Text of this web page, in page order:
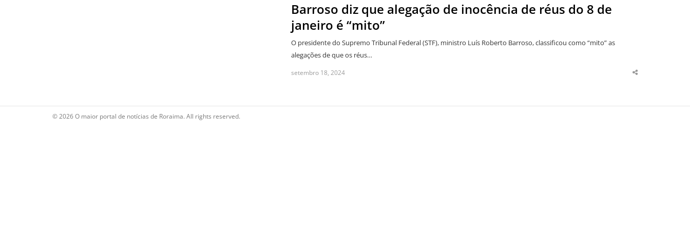
Barroso diz que alegação de inocência de réus do 8 de
janeiro é “mito”
O presidente do Supremo Tribunal Federal (STF), ministro Luís Roberto Barroso, classificou como “mito” as
alegações de que os réus…
setembro 18, 2024
Share
© 2026 O maior portal de notícias de Roraima. All rights reserved.